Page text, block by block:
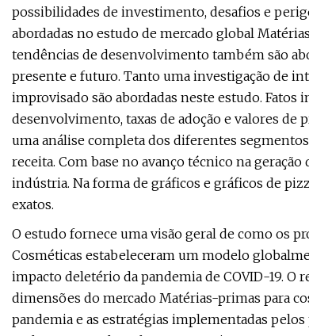
possibilidades de investimento, desafios e
abordadas no estudo de mercado global
tendências de desenvolvimento também são
presente e futuro. Tanto uma investigação de
improvisado são abordadas neste estudo.
desenvolvimento, taxas de adoção e valores de
uma análise completa dos diferentes
receita. Com base no avanço técnico na
indústria. Na forma de gráficos e gráficos de
exatos.
O estudo fornece uma visão geral de como os
Cosméticas estabeleceram um modelo
impacto deletério da pandemia de COVID-19. O
dimensões do mercado Matérias-primas para
pandemia e as estratégias implementadas